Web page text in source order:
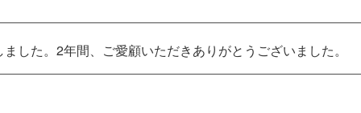
した。2年間、ご愛顧いただきありがとうございました。